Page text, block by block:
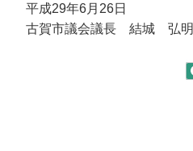
平成29年6月26日
古賀市議会議長 結城 弘明